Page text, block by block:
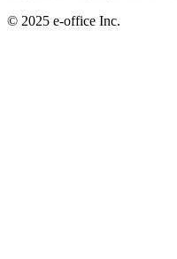
©︎ 2025 e-office Inc.